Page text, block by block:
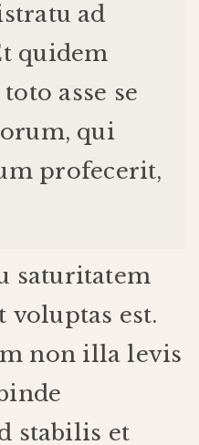
ad
quidem
toto asse se
, qui
profecerit,
saturitatem
voluptas est.
non illa levis
stabilis et